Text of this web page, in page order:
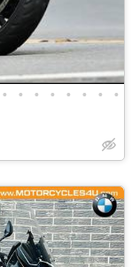
• • • • • • • •